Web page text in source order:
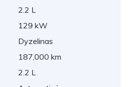
2.2 L
129 kW
Dyzelinas
187,000 km
2.2 L